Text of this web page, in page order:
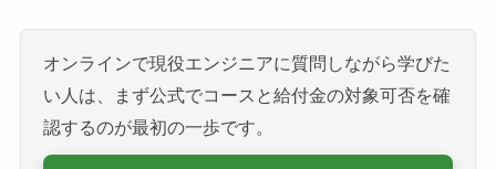
オンラインで現役エンジニアに質問しながら学びた
い人は、まず公式でコースと給付金の対象可否を確
認するのが最初の一歩です。